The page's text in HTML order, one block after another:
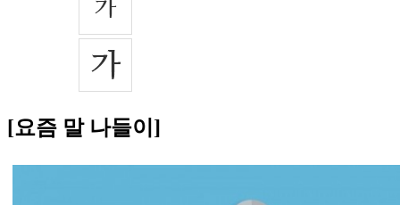
[요즘 말 나들이]